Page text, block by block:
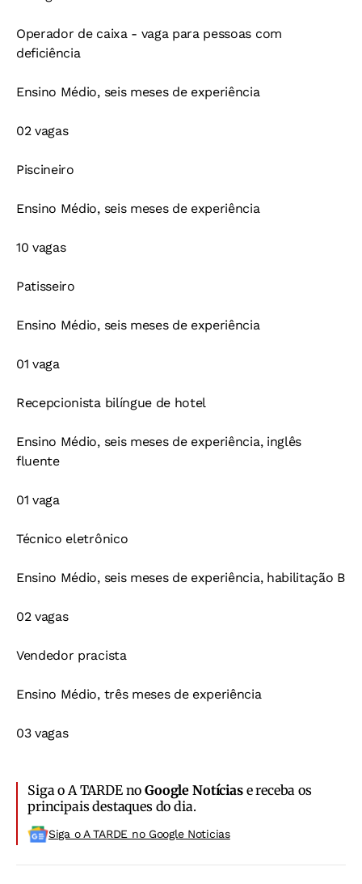
Operador de caixa - vaga para pessoas com
deficiência
Ensino Médio, seis meses de experiência
02 vagas
Piscineiro
Ensino Médio, seis meses de experiência
10 vagas
Patisseiro
Ensino Médio, seis meses de experiência
01 vaga
Recepcionista bilíngue de hotel
Ensino Médio, seis meses de experiência, inglês
fluente
01 vaga
Técnico eletrônico
Ensino Médio, seis meses de experiência, habilitação B
02 vagas
Vendedor pracista
Ensino Médio, três meses de experiência
03 vagas
Siga o A TARDE noGoogle Notíciase receba os
principais destaques do dia.
Siga o A TARDE no Google Noticias